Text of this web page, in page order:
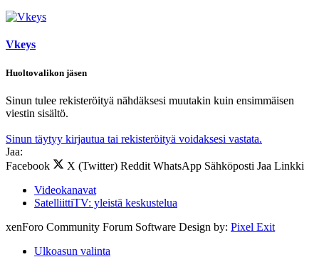
Vkeys
Huoltovalikon jäsen
Sinun tulee rekisteröityä nähdäksesi muutakin kuin ensimmäisen
viestin sisältö.
Sinun täytyy kirjautua tai rekisteröityä voidaksesi vastata.
Jaa:
Facebook
X (Twitter) Reddit WhatsApp Sähköposti Jaa Linkki
Videokanavat
SatelliittiTV: yleistä keskustelua
xenForo Community Forum Software Design by: Pixel Exit
Ulkoasun valinta